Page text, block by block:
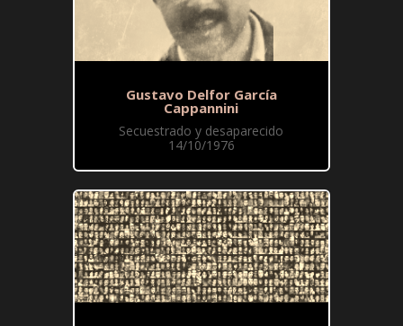
Gustavo Delfor García
Cappannini
Secuestrado y desaparecido
14/10/1976